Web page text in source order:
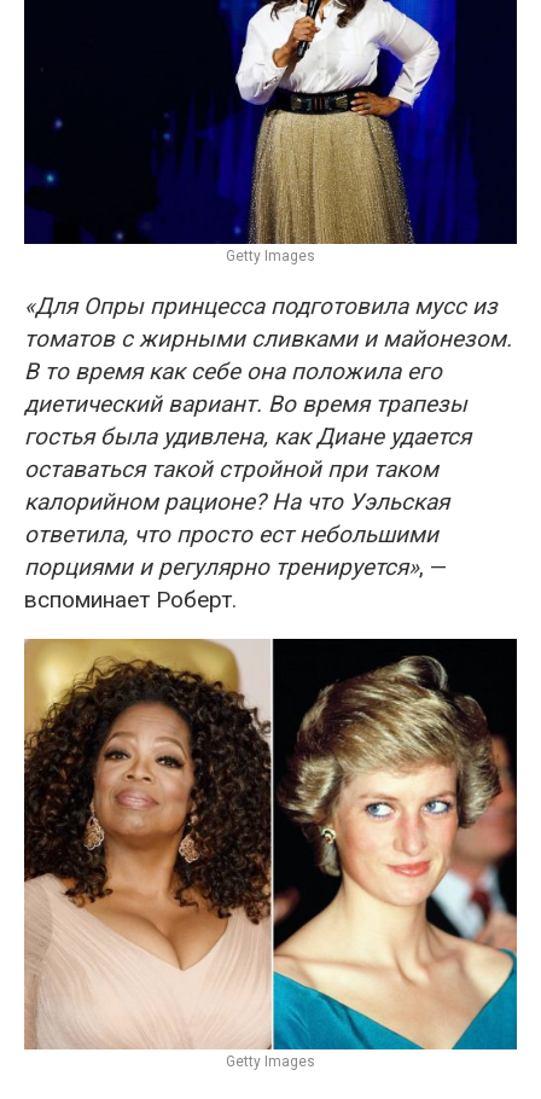
Getty Images
«Для Опры принцесса подготовила мусс из
томатов с жирными сливками и майонезом.
В то время как себе она положила его
диетический вариант. Во время трапезы
гостья была удивлена, как Диане удается
оставаться такой стройной при таком
калорийном рационе? На что Уэльская
ответила, что просто ест небольшими
порциями и регулярно тренируется», —
вспоминает Роберт.
Getty Images